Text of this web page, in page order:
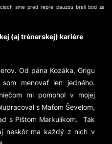
sme pred repre pauzou brali bod za
(aj trénerskej) kariére
Od pána Kozáka, Grigu
menovať len jedného.
mi pomohol v mojej
s Maťom Ševelom,
s Pištom Markulíkom. Tak
neskôr ma každý z nich v